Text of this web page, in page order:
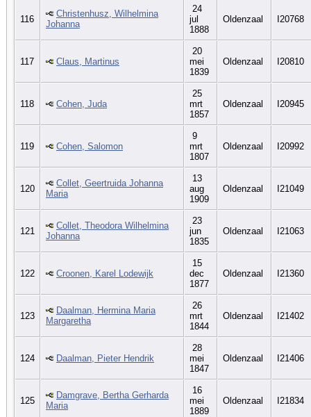
116
Christenhusz, Wilhelmina
Johanna
24
jul
1888
Oldenzaal I20768
117 Claus, Martinus
20
mei
1839
Oldenzaal I20810
118 Cohen, Juda
25
mrt
1857
Oldenzaal I20945
119 Cohen, Salomon
9
mrt
1807
Oldenzaal I20992
120
Collet, Geertruida Johanna
Maria
13
aug
1909
Oldenzaal I21049
121
Collet, Theodora Wilhelmina
Johanna
23
jun
1835
Oldenzaal I21063
122 Croonen, Karel Lodewijk
15
dec
1877
Oldenzaal I21360
123
Daalman, Hermina Maria
Margaretha
26
mrt
1844
Oldenzaal I21402
124 Daalman, Pieter Hendrik
28
mei
1847
Oldenzaal I21406
125
Damgrave, Bertha Gerharda
Maria
16
mei
1889
Oldenzaal I21834